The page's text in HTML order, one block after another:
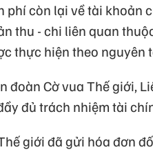
còn lại về tài khoản
thu - chi liên quan
thực hiện theo nguyên
đoàn Cờ vua Thế giới,
đủ trách nhiệm tài
giới đã gửi hóa đơn